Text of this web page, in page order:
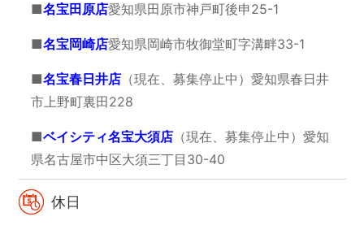
■名宝田原店愛知県田原市神戸町後申25-1
■名宝岡崎店愛知県岡崎市牧御堂町字溝畔33-1
■名宝春日井店（現在、募集停止中） 愛知県春日井
市上野町裏田228
■ベイシティ名宝大須店（現在、募集停止中） 愛知
県名古屋市中区大須三丁目30-40
休日